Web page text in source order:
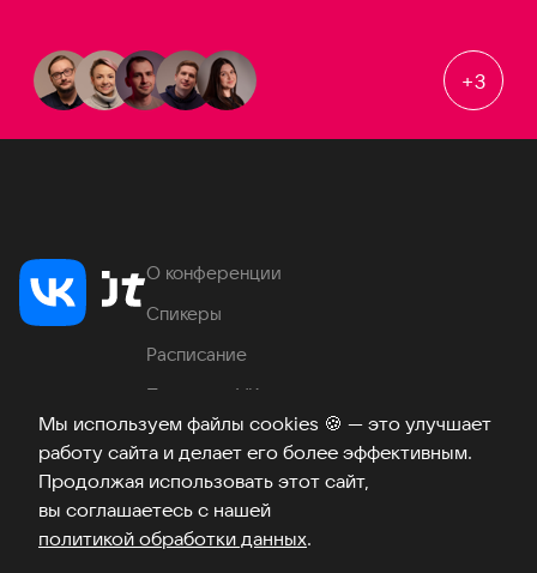
Мы используем файлы cookies 🍪 — это улучшает
работу сайта и делает его более эффективным.
Продолжая использовать этот сайт,
вы соглашаетесь с нашей
политикой обработки данных.
+3
О конференции
Спикеры
Расписание
Продукты VK
Место проведения
Часто задаваемые вопросы
ТелеграмВКонтакте
Хабр